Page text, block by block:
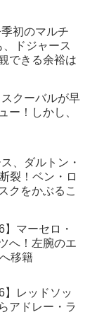
初のマルチ
ドジャース
できる余裕は
スクーバルが早
ー！しかし、
、ダルトン・
裂！ベン・ロ
クをかぶるこ
】マーセロ・
へ！左腕のエ
移籍
】レッドソッ
アドレー・ラ